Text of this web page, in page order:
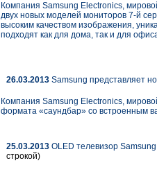
Компания Samsung Electronics,
двух новых моделей мониторов 7-й
высоким качеством изображения,
подходят как для дома, так и для
26.03.2013 Samsung представляет
Компания Samsung Electronics,
формата «саундбар» со встроенным
25.03.2013 OLED телевизор
строкой)